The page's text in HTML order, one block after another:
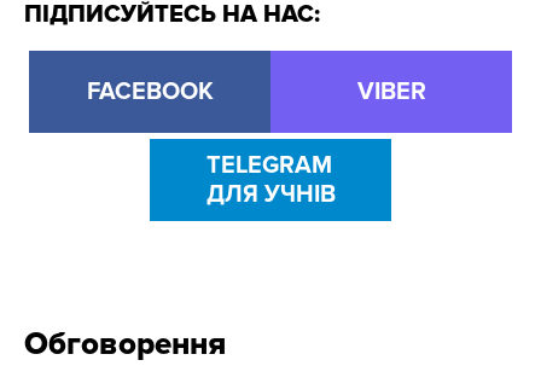
ПІДПИСУЙТЕСЬ НА НАС:
FACEBOOK VIBER
TELEGRAM
ДЛЯ УЧНІВ
Обговорення